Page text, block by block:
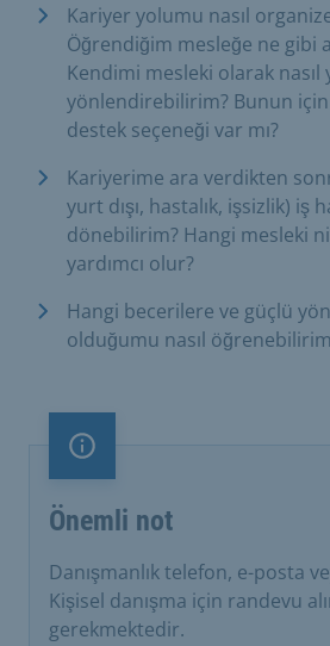
Kariyer yolumu nasıl
Öğrendiğim mesleğe ne gibi
Kendimi mesleki olarak nasıl
yönlendirebilirim? Bunun
destek seçeneği var mı?
Kariyerime ara verdikten
yurt dışı, hastalık, işsizlik) iş
dönebilirim? Hangi mesleki
yardımcı olur?
Hangi becerilere ve güçlü
olduğumu nasıl
Önemli not
Önemli not
Danışmanlık telefon, e-posta
Kişisel danışma için randevu
gerekmektedir.